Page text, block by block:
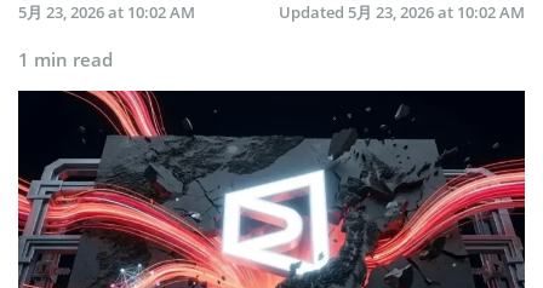
5月 23, 2026 at 10:02 AM
Updated 5月 23, 2026 at 10:02 AM
1 min read